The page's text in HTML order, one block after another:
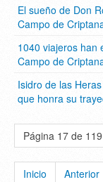
El sueño de Don
Campo de
1040 viajeros han
Campo de
Isidro de las
que honra su
Página 17 de 119
Inicio Anterior